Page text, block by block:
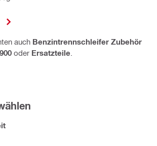
auch Benzintrennschleifer Zubehör
oder Ersatzteile